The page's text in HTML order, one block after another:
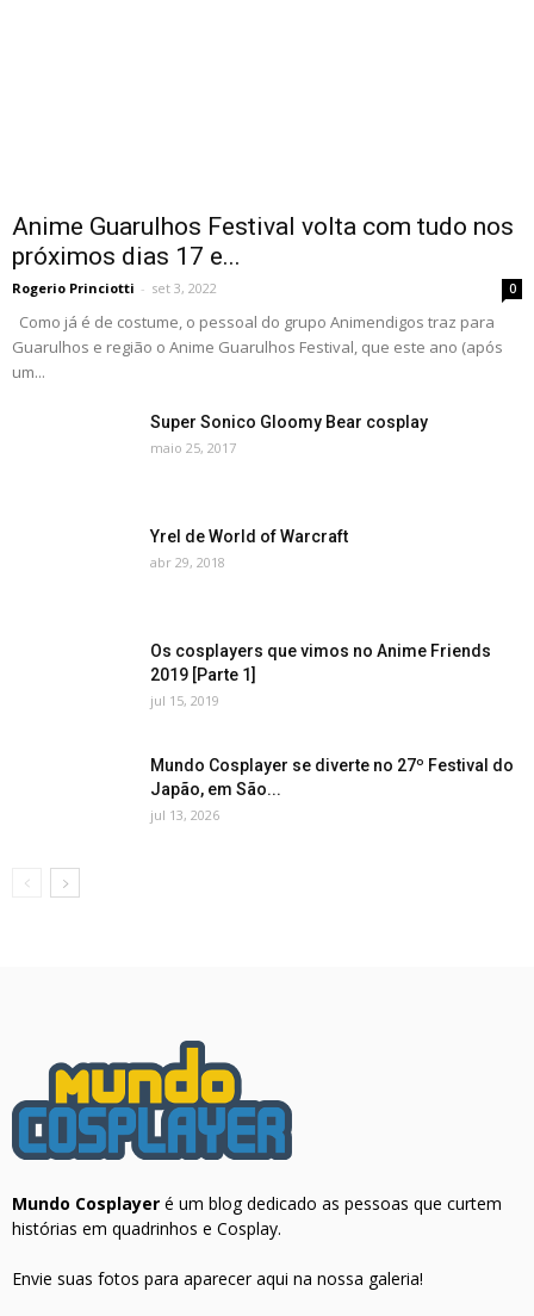
Anime Guarulhos Festival volta com tudo nos
próximos dias 17 e...
Rogerio Princiotti - set 3, 2022 0
Como já é de costume, o pessoal do grupo Animendigos traz para
Guarulhos e região o Anime Guarulhos Festival, que este ano (após
um...
Super Sonico Gloomy Bear cosplay
maio 25, 2017
Yrel de World of Warcraft
abr 29, 2018
Os cosplayers que vimos no Anime Friends
2019 [Parte 1]
jul 15, 2019
Mundo Cosplayer se diverte no 27º Festival do
Japão, em São...
jul 13, 2026
Mundo Cosplayer é um blog dedicado as pessoas que curtem
histórias em quadrinhos e Cosplay.
Envie suas fotos para aparecer aqui na nossa galeria!